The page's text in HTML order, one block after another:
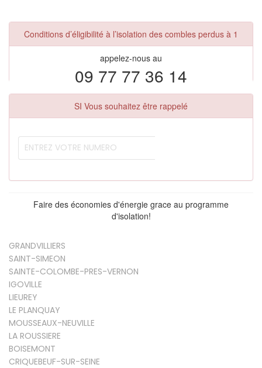
Conditions d’éligibilité à l’isolation des combles perdus à 1
appelez-nous au
09 77 77 36 14
SI Vous souhaitez être rappelé
Faire des économies d'énergie grace au programme
d'isolation!
GRANDVILLIERS
SAINT-SIMEON
SAINTE-COLOMBE-PRES-VERNON
IGOVILLE
LIEUREY
LE PLANQUAY
MOUSSEAUX-NEUVILLE
LA ROUSSIERE
BOISEMONT
CRIQUEBEUF-SUR-SEINE